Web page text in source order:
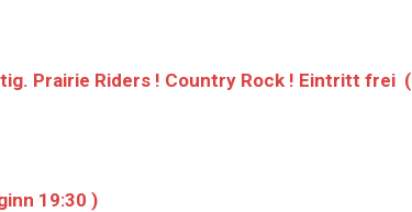
Prairie Riders ! Country Rock ! Eintritt frei (
19:30 )